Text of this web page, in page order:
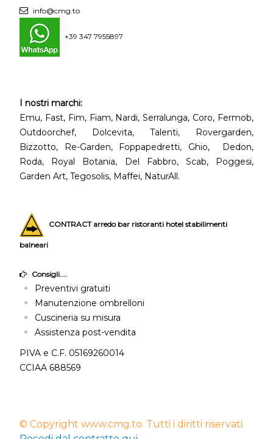
info@cmg.to
+39 347 7955897
I nostri marchi:
Emu, Fast, Fim, Fiam, Nardi, Serralunga, Coro, Fermob,
Outdoorchef, Dolcevita, Talenti, Rovergarden,
Bizzotto, Re-Garden, Foppapedretti, Ghio, Dedon,
Roda, Royal Botania, Del Fabbro, Scab, Poggesi,
Garden Art, Tegosolis, Maffei, NaturAll.
CONTRACT arredo bar ristoranti hotel stabilimenti
balneari
Consigli....
Preventivi gratuiti
Manutenzione ombrelloni
Cuscineria su misura
Assistenza post-vendita
PIVA e C.F. 05169260014
CCIAA 688569
© Copyright www.cmg.to. Tutti i diritti riservati.